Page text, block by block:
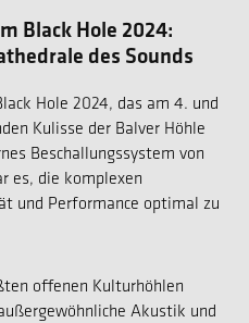
Black Hole 2024:
des Sounds
Hole 2024, das am 4. und
Kulisse der Balver Höhle
Beschallungssystem von
es, die komplexen
und Performance optimal zu
offenen Kulturhöhlen
Akustik und